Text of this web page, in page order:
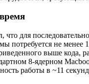
что для
потребуется не менее
выше кода,
8-ядерном
работы в ~11